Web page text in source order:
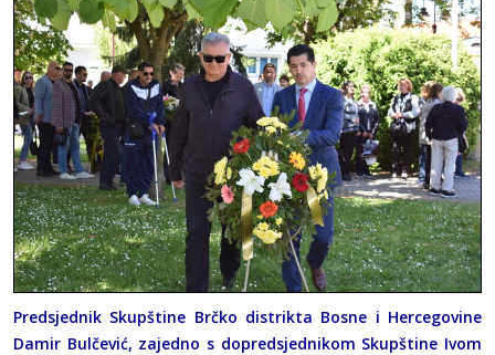
Predsjednik Skupštine Brčko distrikta Bosne i Hercegovine
Damir Bulčević, zajedno s dopredsjednikom Skupštine Ivom